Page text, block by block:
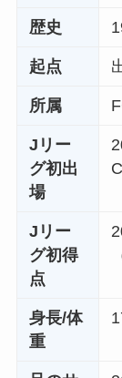
歴史
起点
所属
Jリー
グ初出
場
Jリー
グ初得
点
身長/体
重